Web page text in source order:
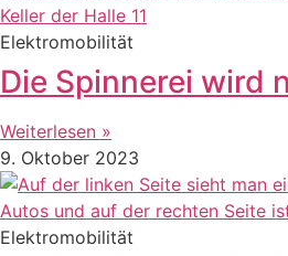
Elektromobilität
Die Spinnerei wird
Weiterlesen »
9. Oktober 2023
Elektromobilität